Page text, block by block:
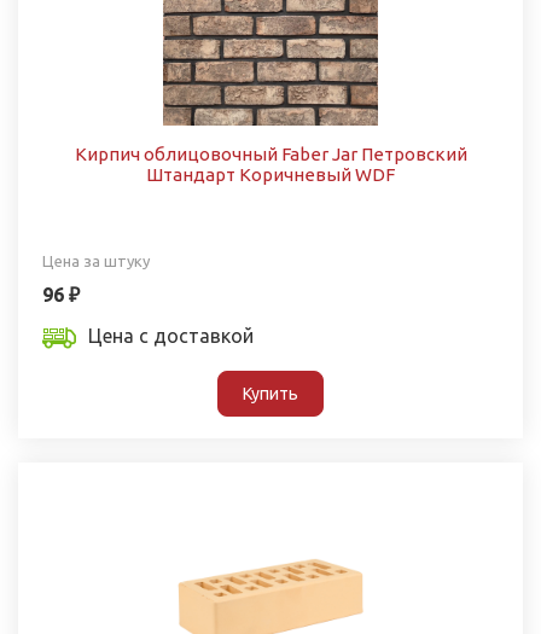
Кирпич облицовочный Faber Jar Петровский
Штандарт Коричневый WDF
Цена за штуку
96 ₽
Цена с доставкой
Купить